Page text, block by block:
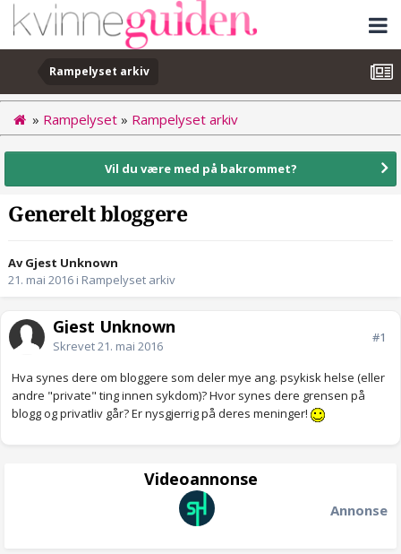
Rampelyset arkiv
» Rampelyset » Rampelyset arkiv
Vil du være med på bakrommet?
Generelt bloggere
Av Gjest Unknown
21. mai 2016 i Rampelyset arkiv
Gjest Unknown
Skrevet21. mai 2016
#1
Hva synes dere om bloggere som deler mye ang. psykisk helse (eller
andre "private" ting innen sykdom)? Hvor synes dere grensen på
blogg og privatliv går? Er nysgjerrig på deres meninger!
Videoannonse
Annonse